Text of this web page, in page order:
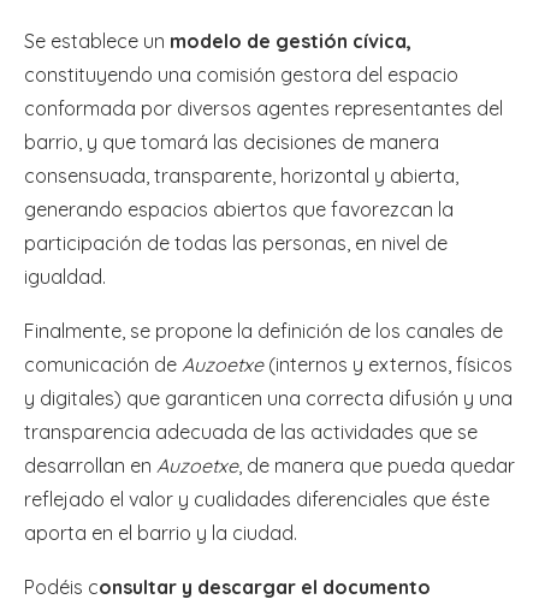
Se establece un modelo de gestión cívica,
constituyendo una comisión gestora del espacio
conformada por diversos agentes representantes del
barrio, y que tomará las decisiones de manera
consensuada, transparente, horizontal y abierta,
generando espacios abiertos que favorezcan la
participación de todas las personas, en nivel de
igualdad.
Finalmente, se propone la definición de los canales de
comunicación de Auzoetxe(internos y externos, físicos
y digitales) que garanticen una correcta difusión y una
transparencia adecuada de las actividades que se
desarrollan en Auzoetxe, de manera que pueda quedar
reflejado el valor y cualidades diferenciales que éste
aporta en el barrio y la ciudad.
Podéis consultar y descargar el documento